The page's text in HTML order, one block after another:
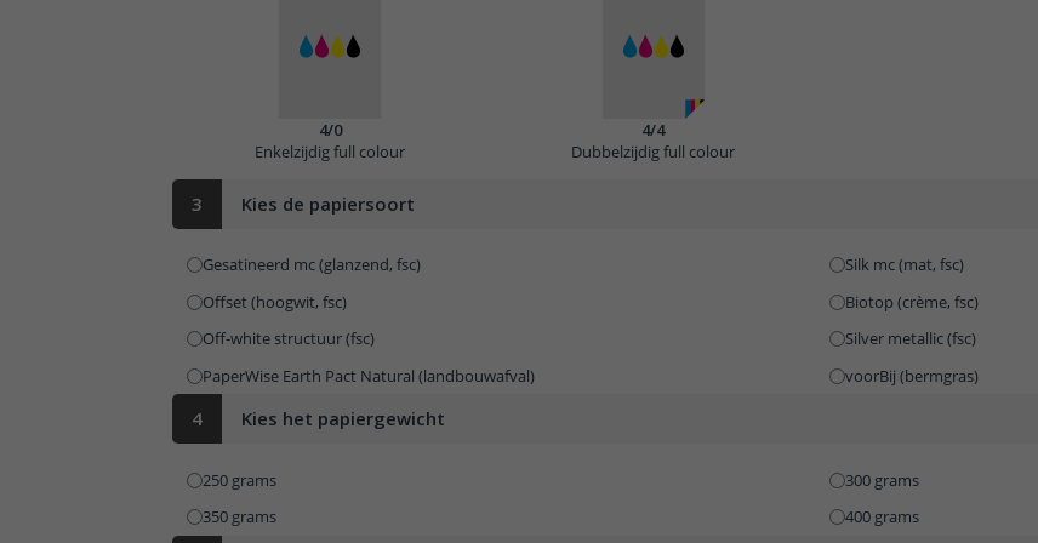
4/0
Enkelzijdig full colour
4/4
Dubbelzijdig full colour
3 Kies de papiersoort
Gesatineerd mc (glanzend, fsc)
Silk mc (mat, fsc)
Offset (hoogwit, fsc)
Biotop (crème, fsc)
Off-white structuur (fsc)
Silver metallic (fsc)
PaperWise Earth Pact Natural (landbouwafval)
voorBij (bermgras)
4 Kies het papiergewicht
250 grams
300 grams
350 grams
400 grams